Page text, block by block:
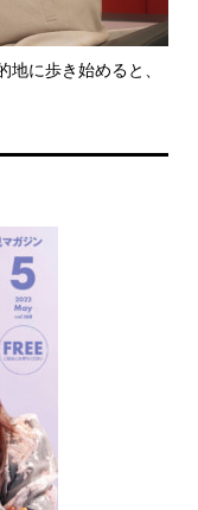
地に歩き始めると、